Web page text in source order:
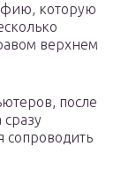
которую
верхнем
после
сопроводить